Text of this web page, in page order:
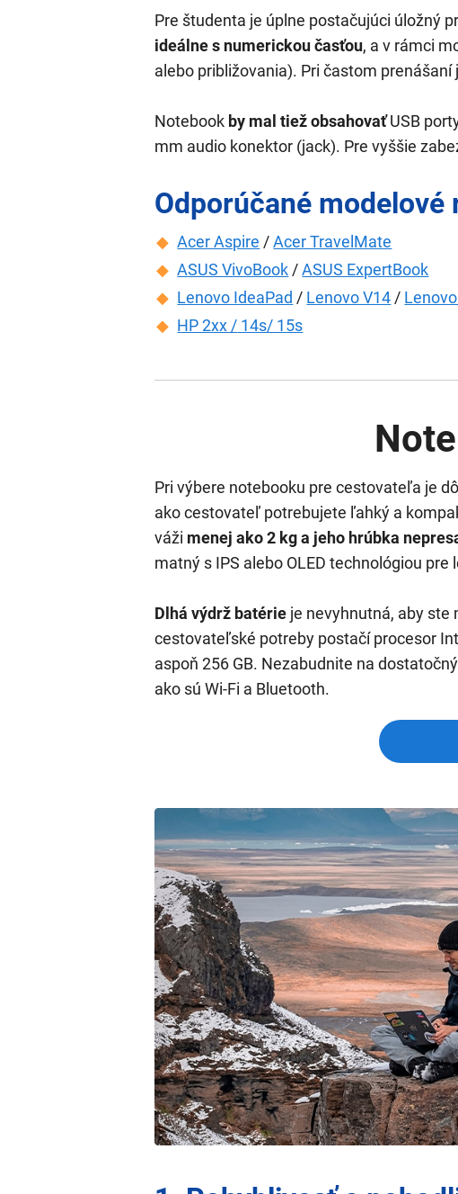
Pre študenta je úplne postačujúci úložný
ideálne s numerickou časťou, a v rámci
alebo približovania). Pri častom
Notebook by mal tiež obsahovaťUSB
mm audio konektor (jack). Pre vyššie
Odporúčané modelové
Acer Aspire /Acer TravelMate
ASUS VivoBook /ASUS ExpertBook
Lenovo IdeaPad / Lenovo V14 /
HP 2xx / 14s/ 15s
Pri výbere notebooku pre cestovateľa je
ako cestovateľ potrebujete ľahký a
váži menej ako 2 kg a jeho hrúbka
matný s IPS alebo OLED technológiou
Dlhá výdrž batérie je nevyhnutná, aby ste
cestovateľské potreby postačí procesor
aspoň 256 GB. Nezabudnite na
ako sú Wi-Fi a Bluetooth.